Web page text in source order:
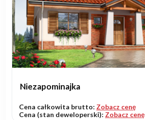
Niezapominajka
Cena całkowita brutto: Zobacz cenę
Cena (stan deweloperski): Zobacz cenę